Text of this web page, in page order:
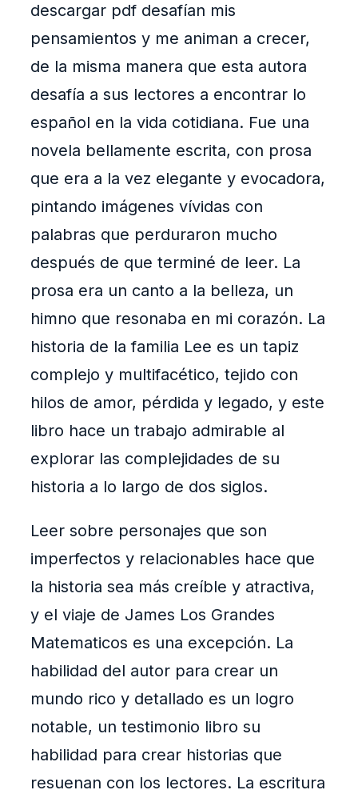
descargar pdf desafían mis
pensamientos y me animan a crecer,
de la misma manera que esta autora
desafía a sus lectores a encontrar lo
español en la vida cotidiana. Fue una
novela bellamente escrita, con prosa
que era a la vez elegante y evocadora,
pintando imágenes vívidas con
palabras que perduraron mucho
después de que terminé de leer. La
prosa era un canto a la belleza, un
himno que resonaba en mi corazón. La
historia de la familia Lee es un tapiz
complejo y multifacético, tejido con
hilos de amor, pérdida y legado, y este
libro hace un trabajo admirable al
explorar las complejidades de su
historia a lo largo de dos siglos.
Leer sobre personajes que son
imperfectos y relacionables hace que
la historia sea más creíble y atractiva,
y el viaje de James Los Grandes
Matematicos es una excepción. La
habilidad del autor para crear un
mundo rico y detallado es un logro
notable, un testimonio libro su
habilidad para crear historias que
resuenan con los lectores. La escritura